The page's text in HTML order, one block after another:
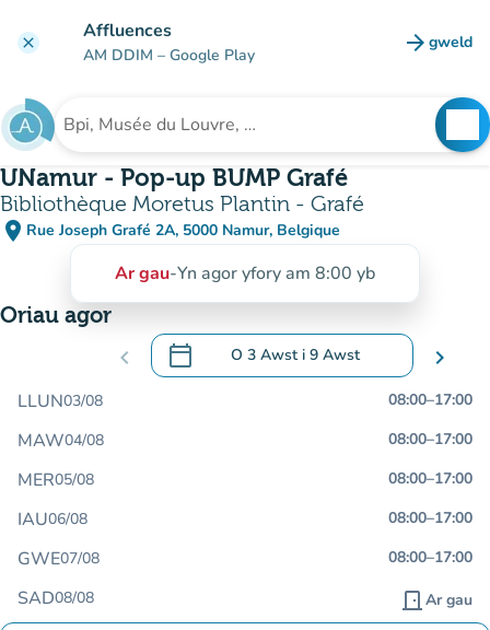
clear Affluences
AM DDIM – Google Play arrow_forward gweld
(tab
Chwilio am sefydliad
UNamur - Pop-up BUMP Grafé
Bibliothèque Moretus Plantin - Grafé
place Rue Joseph Grafé 2A, 5000 Namur, Belgique
(agor yn Google Maps)
(tab newydd)
Ar gau-Yn agor yfory am 8:00 yb
Oriau agor
chevron_left calendar_today O 3 Awst i 9 Awst
.Agor y calendr i newid dyddiadau chevron_right
LLUN03/08 08:00–17:00
MAW04/08 08:00–17:00
MER05/08 08:00–17:00
IAU06/08 08:00–17:00
GWE07/08 08:00–17:00
SAD08/08 door_front Ar gau